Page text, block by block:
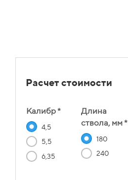
Расчет стоимости
Калибр *
4,5
5,5
6,35
Длина
ствола, мм *
180
240